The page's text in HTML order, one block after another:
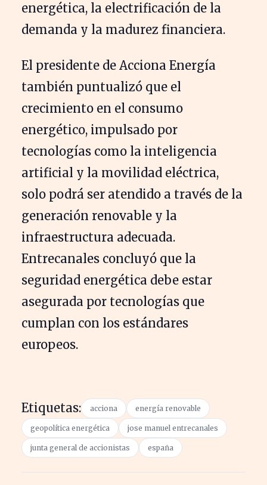
energética, la electrificación de la
demanda y la madurez financiera.
El presidente de Acciona Energía
también puntualizó que el
crecimiento en el consumo
energético, impulsado por
tecnologías como la inteligencia
artificial y la movilidad eléctrica,
solo podrá ser atendido a través de la
generación renovable y la
infraestructura adecuada.
Entrecanales concluyó que la
seguridad energética debe estar
asegurada por tecnologías que
cumplan con los estándares
europeos.
Etiquetas: acciona energía renovable
geopolítica energética jose manuel entrecanales
junta general de accionistas españa